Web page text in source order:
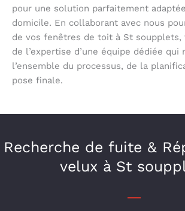
pour une solution parfaitement
domicile. En collaborant avec nous
de vos fenêtres de toit à St soupplets,
de l’expertise d’une équipe dédiée qui
l’ensemble du processus, de la
pose finale.
Recherche de fuite &
velux à St